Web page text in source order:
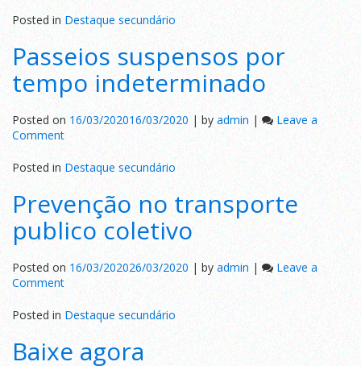
das
empresas
com
seus
clientes
Posted inDestaque secundário
Passeios suspensos por
tempo indeterminado
Posted on16/03/202016/03/2020|by admin|
Leave a
Commenton
Passeios
suspensos
por
tempo
indeterminado
Posted inDestaque secundário
Prevenção no transporte
publico coletivo
Posted on16/03/202026/03/2020 |byadmin |
Leave a
Commenton
Prevenção
no
transporte
publico
coletivo
Posted inDestaque secundário
Baixe agora